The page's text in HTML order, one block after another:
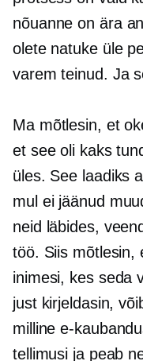
nõuanne on ära
olete natuke üle
varem teinud. Ja
Ma mõtlesin, et
et see oli kaks
üles. See laadiks
mul ei jäänud
neid läbides,
töö. Siis mõtlesin,
inimesi, kes seda
just kirjeldasin,
millinee-
tellimusi ja peab